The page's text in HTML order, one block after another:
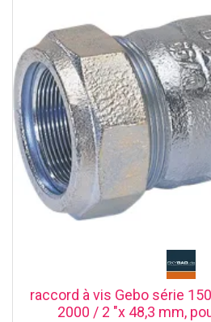
Huile PN 6 Teste l'eau W534
DVGW DW-8511AU2216 Gaz
d'enregistrement DVGW NG-
des autorités de construction
d’homologation:
raccord à vis Gebo série
2000 / 2 "x 48,3 mm,